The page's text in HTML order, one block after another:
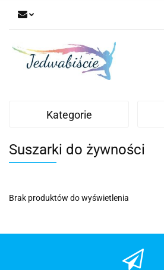
Kategorie
Suszarki do żywności
Brak produktów do wyświetlenia